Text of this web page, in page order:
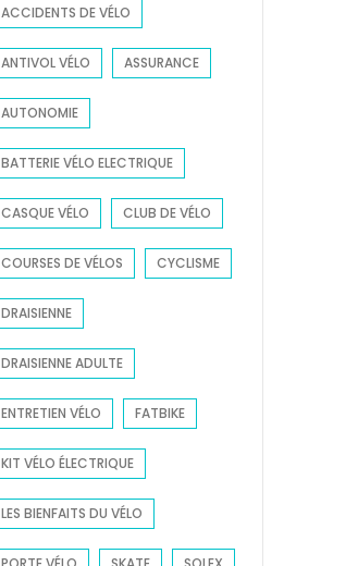
r
:
ACCIDENTS DE VÉLO
ANTIVOL VÉLO ASSURANCE
AUTONOMIE
BATTERIE VÉLO ELECTRIQUE
CASQUE VÉLO CLUB DE VÉLO
COURSES DE VÉLOS CYCLISME
DRAISIENNE
DRAISIENNE ADULTE
ENTRETIEN VÉLO FATBIKE
KIT VÉLO ÉLECTRIQUE
LES BIENFAITS DU VÉLO